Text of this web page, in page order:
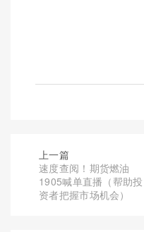
上一篇
速度查阅！期货燃油
1905喊单直播（帮助投
资者把握市场机会）